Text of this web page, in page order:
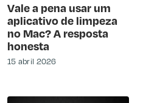
Vale a pena usar um
aplicativo de limpeza
no Mac? A resposta
honesta
15 abril 2026